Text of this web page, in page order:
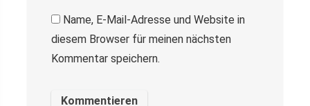
Name, E-Mail-Adresse und Website in
diesem Browser für meinen nächsten
Kommentar speichern.